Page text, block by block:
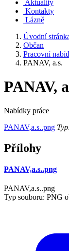
Aktuality
Kontakty
Lázně
Úvodní
Občan
Pracovní
PANAV, a.s.
PANAV,
Nabídky práce
PANAV,a.s..png
Přílohy
PANAV,a.s..png
PANAV,a.s..png
Typ souboru: PNG